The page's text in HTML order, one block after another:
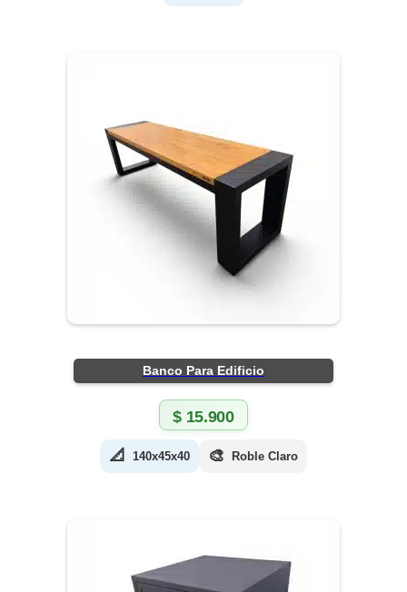
Banco Para Edificio
$15.900
📐 140x45x40 🎨 Roble Claro